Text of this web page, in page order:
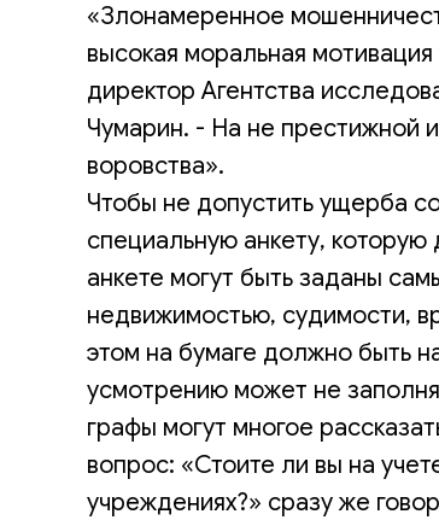
«Злонамеренное
высокая моральная
директор Агентства
Чумарин. - На не престижной
воровства».
Чтобы не допустить ущерба
специальную анкету,
анкете могут быть заданы
недвижимостью, судимости,
этом на бумаге должно быть
усмотрению может не
графы могут многое
вопрос: «Стоите ли вы на
учреждениях?» сразу же